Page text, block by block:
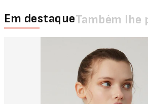
Em destaqueTambém lhe